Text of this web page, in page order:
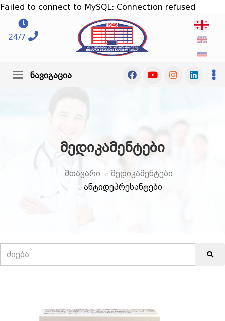
Failed to connect to MySQL: Connection refused
24/7
ნავიგაცია
მედიკამენტები
მთავარი
მედიკამენტები
ანტიდეპრესანტები